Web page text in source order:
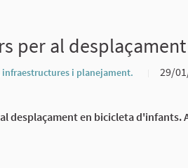
per al
i planejament.
29/
desplaçament en bicicleta d'infants.